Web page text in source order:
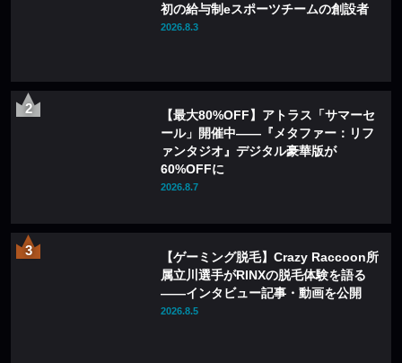
初の給与制eスポーツチームの創設者
2026.8.3
【最大80%OFF】アトラス「サマーセ
ール」開催中——『メタファー：リフ
ァンタジオ』デジタル豪華版が
60%OFFに
2026.8.7
【ゲーミング脱毛】Crazy Raccoon所
属立川選手がRINXの脱毛体験を語る
——インタビュー記事・動画を公開
2026.8.5